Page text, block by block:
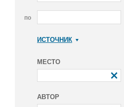
по
ИСТОЧНИК
МЕСТО
АВТОР